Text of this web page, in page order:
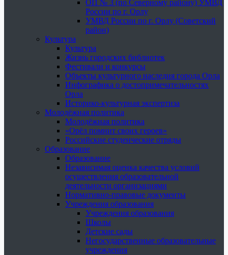
ОП № 3 (по Северному району) УМВД
России по г. Орлу
УМВД России по г. Орлу (Советский
район)
Культура
Культура
Жизнь городских библиотек
Фестивали и конкурсы
Объекты культурного наследия города Орла
Инфографика о достопримечательностях
Орла
Историко-культурная экспертиза
Молодёжная политика
Молодёжная политика
«Орёл помнит своих героев»
Российские студенческие отряды
Образование
Образование
Независимая оценка качества условий
осуществления образовательной
деятельности организациями
Нормативно-правовые документы
Учреждения образования
Учреждения образования
Школы
Детские сады
Негосударственные образовательные
учреждения